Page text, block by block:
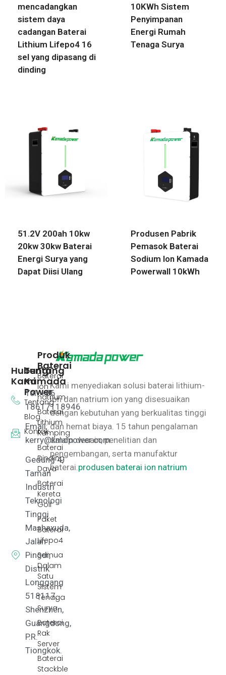
mencadangkan
sistem daya
cadangan Baterai
Lithium Lifepo4 16
sel yang dipasang di
dinding
10KWh Sistem
Penyimpanan
Energi Rumah
Tenaga Surya
51.2V 200ah 10kw
20kw 30kw Baterai
Energi Surya yang
Dapat Diisi Ulang
Produsen Pabrik
Pemasok Baterai
Sodium Ion Kamada
Powerwall 10kWh
Kami menyediakan solusi baterai lithium-
ion dan natrium ion yang disesuaikan
dengan kebutuhan yang berkualitas tinggi
dan hemat biaya. 15 tahun pengalaman
dalam desain, penelitian dan
pengembangan, serta manufaktur
baterai.produsen baterai ion natrium
Produk
Baterai
Baterai
ion
natrium
Baterai
Lithium
Ramping
Baterai
Dinding
Daya
Baterai
Kereta
Golf
Paket
Baterai
Lifepo4
Semua
Dalam
Satu
Sistem
Tenaga
Surya
Baterai
Rak
Server
Baterai
Stackble
Tentang
Kamada
Power
Tentang
Blog
Kontak
Hubungi
Kami
Tel: +86
18617118946
Email:
kerry@kmdpower.com
Gedung 4,
Taman
Industri
Teknologi
Tinggi
Mashaxuda,
Jalan
Pingdi,
Distrik
Longgang
518117,
Shenzhen,
Guangdong,
P.R.
Tiongkok.